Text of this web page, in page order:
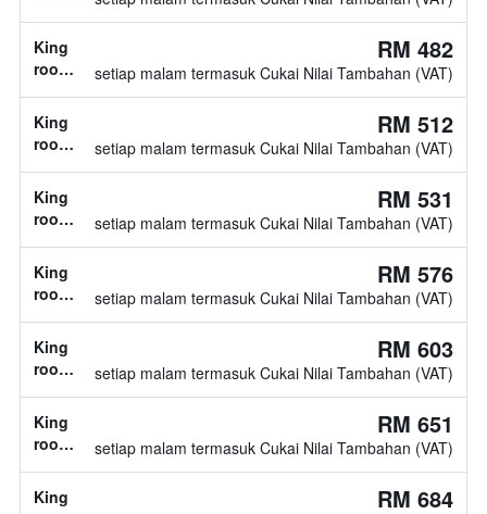
katil
tidak
diketahui
King
room,
katil
king
RM 482
setiap malam termasuk Cukai Nilai Tambahan (VAT)
King
room,
katil
king
RM 512
setiap malam termasuk Cukai Nilai Tambahan (VAT)
King
room,
katil
king
RM 531
setiap malam termasuk Cukai Nilai Tambahan (VAT)
King
room,
katil
tidak
diketahui
RM 576
setiap malam termasuk Cukai Nilai Tambahan (VAT)
King
room,
katil
king
RM 603
setiap malam termasuk Cukai Nilai Tambahan (VAT)
King
room,
katil
king
RM 651
setiap malam termasuk Cukai Nilai Tambahan (VAT)
King
RM 684